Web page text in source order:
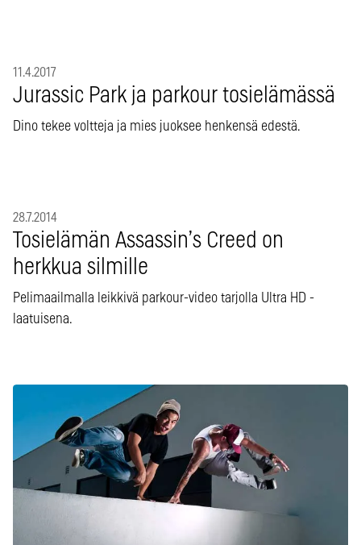
11.4.2017
Jurassic Park ja parkour tosielämässä
Dino tekee voltteja ja mies juoksee henkensä edestä.
28.7.2014
Tosielämän Assassin’s Creed on
herkkua silmille
Pelimaailmalla leikkivä parkour-video tarjolla Ultra HD -
laatuisena.